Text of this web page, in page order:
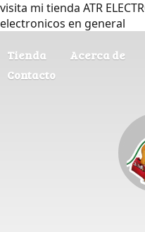
visita mi tienda ATR
electronicos en general
Tienda Acerca de
Contacto